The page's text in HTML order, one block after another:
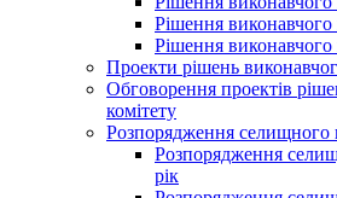
Рішення виконавчого
Рішення виконавчого
Проекти рішень
Обговорення проектів
комітету
Розпорядження селищного
Розпорядження
рік